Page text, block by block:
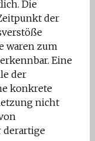
Die
der
waren zum
Eine
der
konkrete
nicht
derartige